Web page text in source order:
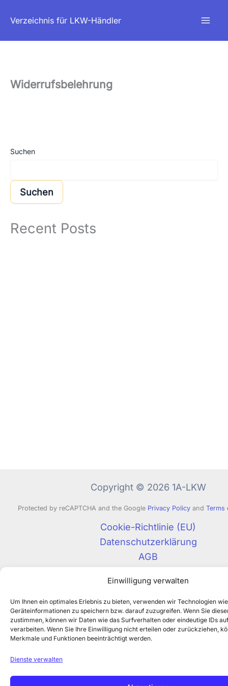
Einwilligung verwalten
Um Ihnen ein optimales Erlebnis zu bieten, verwenden wir Technologien
Geräteinformationen zu speichern bzw. darauf zuzugreifen. Wenn Sie
zustimmen, können wir Daten wie das Surfverhalten oder eindeutige IDs
verarbeiten. Wenn Sie Ihre Einwilligung nicht erteilen oder zurückziehen,
Merkmale und Funktionen beeinträchtigt werden.
Dienste verwalten
InhaltVerzeichnis für LKW-Händler
Widerrufsbelehrung
Suchen
Suchen
Recent Posts
Copyright © 2026 1A-LKW
Protected by reCAPTCHA and the Google Privacy Policy and Terms
Cookie-Richtlinie (EU)
Datenschutzerklärung
AGB